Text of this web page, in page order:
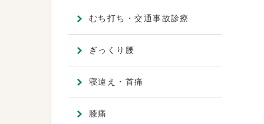
むち打ち・交通事故診療
ぎっくり腰
寝違え・首痛
膝痛